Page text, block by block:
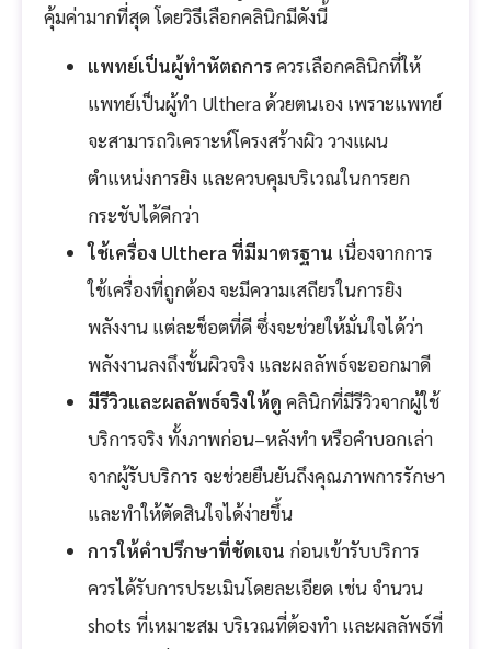
คุ้มค่ามากที่สุด โดยวิธีเลือกคลินิกมีดังนี้
แพทย์เป็นผู้ทำหัตถการควรเลือกคลินิกที่ให้
แพทย์เป็นผู้ทำ Ulthera ด้วยตนเอง เพราะแพทย์
จะสามารถวิเคราะห์โครงสร้างผิว วางแผน
ตำแหน่งการยิง และควบคุมบริเวณในการยก
กระชับได้ดีกว่า
ใช้เครื่อง Ulthera ที่มีมาตรฐาน เนื่องจากการ
ใช้เครื่องที่ถูกต้อง จะมีความเสถียรในการยิง
พลังงาน แต่ละช็อตที่ดี ซึ่งจะช่วยให้มั่นใจได้ว่า
พลังงานลงถึงชั้นผิวจริง และผลลัพธ์จะออกมาดี
มีรีวิวและผลลัพธ์จริงให้ดู คลินิกที่มีรีวิวจากผู้ใช้
บริการจริง ทั้งภาพก่อน–หลังทำ หรือคำบอกเล่า
จากผู้รับบริการ จะช่วยยืนยันถึงคุณภาพการรักษา
และทำให้ตัดสินใจได้ง่ายขึ้น
การให้คำปรึกษาที่ชัดเจน ก่อนเข้ารับบริการ
ควรได้รับการประเมินโดยละเอียด เช่น จำนวน
shots ที่เหมาะสม บริเวณที่ต้องทำ และผลลัพธ์ที่